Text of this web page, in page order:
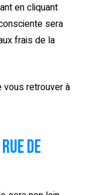
en cliquant
sera
frais de la
vous retrouver à
de